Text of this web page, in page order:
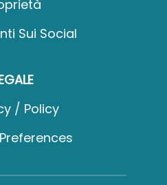
Sui Social
/ Policy